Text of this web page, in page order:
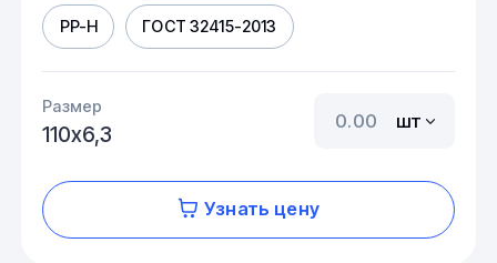
PP-H ГОСТ 32415-2013
Размер
110х6,3
шт
Узнать цену